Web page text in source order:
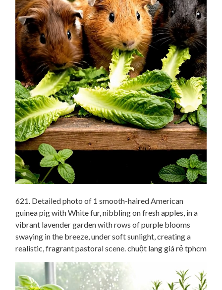
621. Detailed photo of 1 smooth-haired American
guinea pig with White fur, nibbling on fresh apples, in a
vibrant lavender garden with rows of purple blooms
swaying in the breeze, under soft sunlight, creating a
realistic, fragrant pastoral scene. chuột lang giá rẻ tphcm